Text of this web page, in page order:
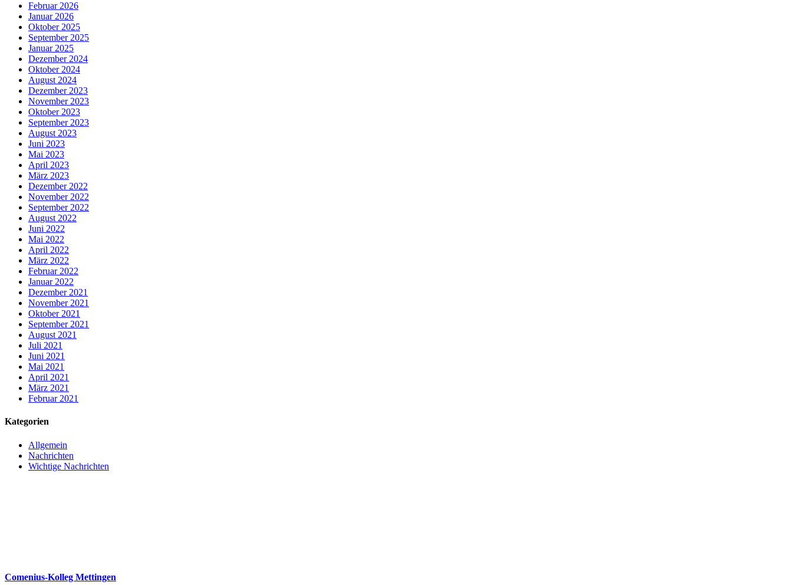
Februar 2026
Januar 2026
Oktober 2025
September 2025
Januar 2025
Dezember 2024
Oktober 2024
August 2024
Dezember 2023
November 2023
Oktober 2023
September 2023
August 2023
Juni 2023
Mai 2023
April 2023
März 2023
Dezember 2022
November 2022
September 2022
August 2022
Juni 2022
Mai 2022
April 2022
März 2022
Februar 2022
Januar 2022
Dezember 2021
November 2021
Oktober 2021
September 2021
August 2021
Juli 2021
Juni 2021
Mai 2021
April 2021
März 2021
Februar 2021
Kategorien
Allgemein
Nachrichten
Wichtige Nachrichten
Comenius-Kolleg Mettingen